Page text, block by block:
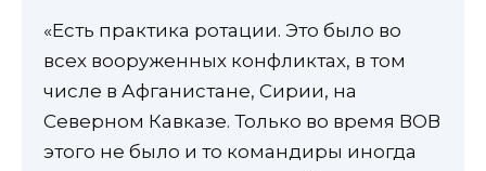
«Есть практика ротации. Это было во
всех вооруженных конфликтах, в том
числе в Афганистане, Сирии, на
Северном Кавказе. Только во время ВОВ
этого не было и то командиры иногда